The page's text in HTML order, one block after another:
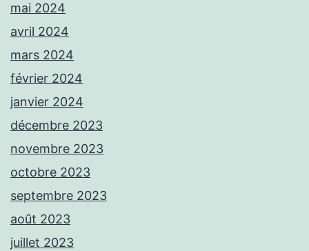
mai 2024
avril 2024
mars 2024
février 2024
janvier 2024
décembre 2023
novembre 2023
octobre 2023
septembre 2023
août 2023
juillet 2023